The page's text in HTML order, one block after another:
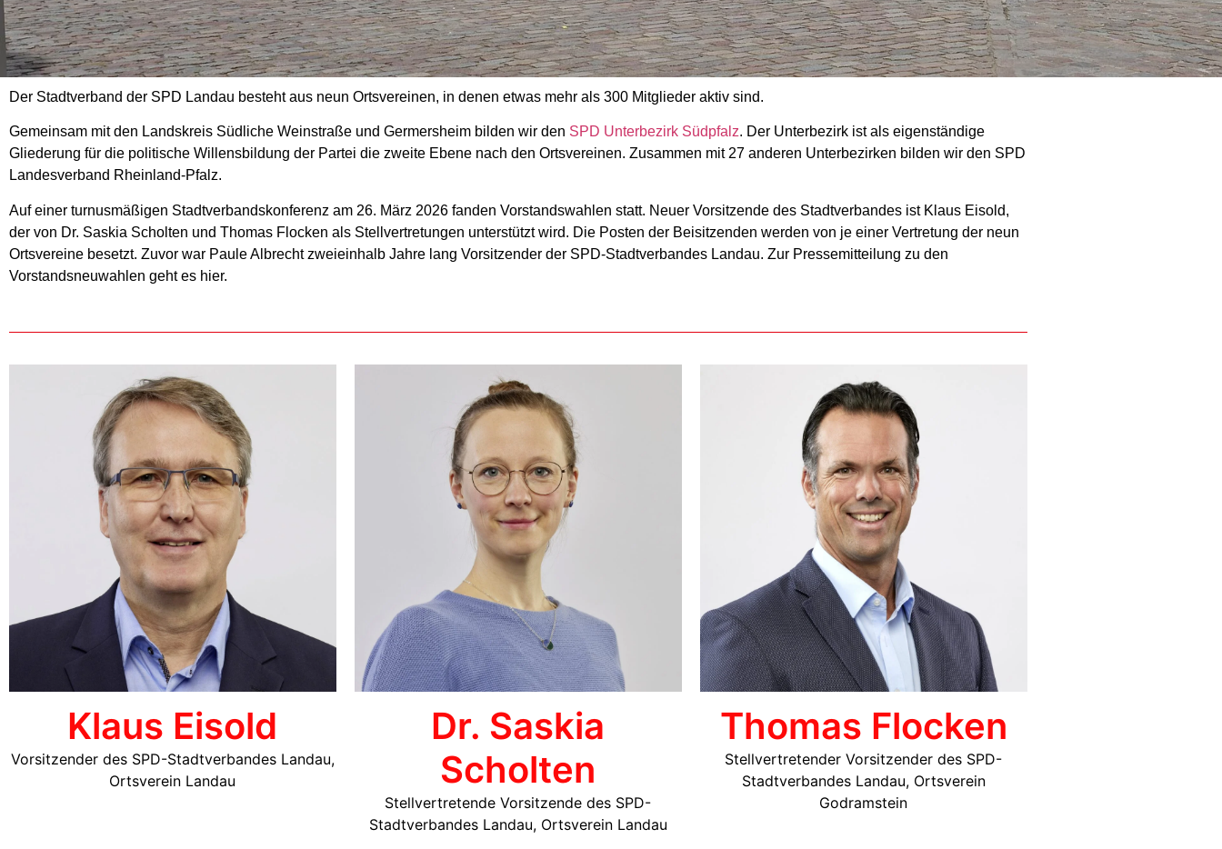
Der Stadtverband der SPD Landau besteht aus neun Ortsvereinen, in denen etwas mehr als 300 Mitglieder aktiv sind.
Gemeinsam mit den Landskreis Südliche Weinstraße und Germersheim bilden wir den SPD Unterbezirk Südpfalz. Der Unterbezirk ist als eigenständige
Gliederung für die politische Willensbildung der Partei die zweite Ebene nach den Ortsvereinen. Zusammen mit 27 anderen Unterbezirken bilden wir den SPD
Landesverband Rheinland-Pfalz.
Auf einer turnusmäßigen Stadtverbandskonferenz am 26. März 2026 fanden Vorstandswahlen statt. Neuer Vorsitzende des Stadtverbandes ist Klaus Eisold,
der von Dr. Saskia Scholten und Thomas Flocken als Stellvertretungen unterstützt wird. Die Posten der Beisitzenden werden von je einer Vertretung der neun
Ortsvereine besetzt. Zuvor war Paule Albrecht zweieinhalb Jahre lang Vorsitzender der SPD-Stadtverbandes Landau. Zur Pressemitteilung zu den
Vorstandsneuwahlen geht es hier.
Klaus Eisold
Vorsitzender des SPD-Stadtverbandes Landau,
Ortsverein Landau
Dr. Saskia
Scholten
Stellvertretende Vorsitzende des SPD-
Stadtverbandes Landau, Ortsverein Landau
Thomas Flocken
Stellvertretender Vorsitzender des SPD-
Stadtverbandes Landau, Ortsverein
Godramstein